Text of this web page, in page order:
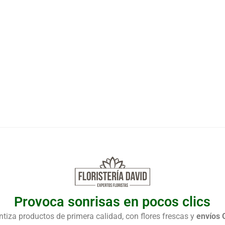
Provoca sonrisas en pocos clics
productos de primera calidad, con flores frescas y envíos